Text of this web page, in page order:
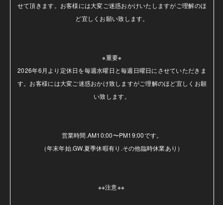
せて頂きます。お客様には大変ご迷惑おかけいたしますがご理解のほ
ど宜しくお願い致します。
※重要※
2026年6月より定休日を毎週水曜日と毎週日曜日にさせていただきま
す。お客様には大変ご迷惑おかけ致しますがご理解のほど宜しくお願
い致します。
営業時間.AM10:00〜PM19:00です。
（年末年始.GW.夏季休暇有り.その他臨時休業あり）
※※注意※※